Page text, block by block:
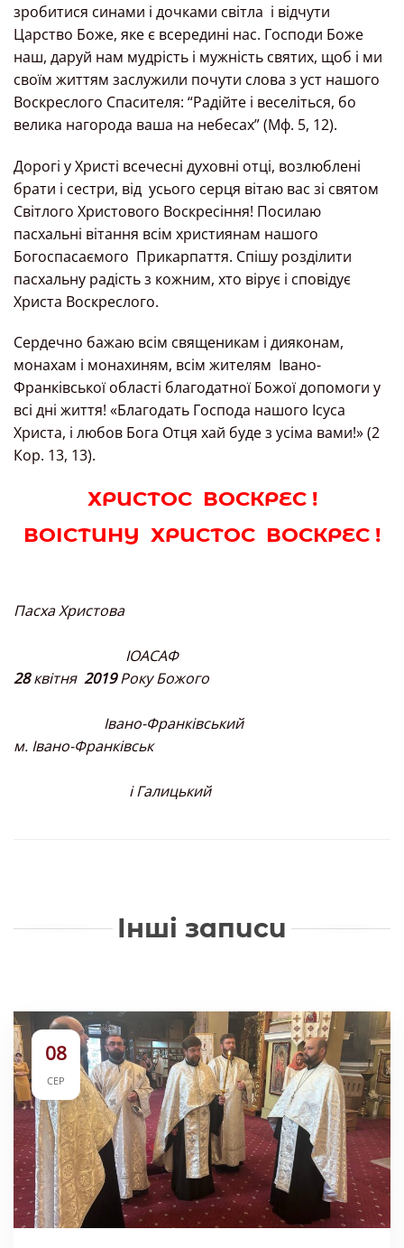
зробитися синами і дочками світла і відчути
Царство Боже, яке є всередині нас. Господи Боже
наш, даруй нам мудрість і мужність святих, щоб і ми
своїм життям заслужили почути слова з уст нашого
Воскреслого Спасителя: “Радійте і веселіться, бо
велика нагорода ваша на небесах” (Мф. 5, 12).
Дорогі у Христі всечесні духовні отці, возлюблені
брати і сестри, від усього серця вітаю вас зі святом
Світлого Христового Воскресіння! Посилаю
пасхальні вітання всім християнам нашого
Богоспасаємого Прикарпаття. Спішу розділити
пасхальну радість з кожним, хто вірує і сповідує
Христа Воскреслого.
Сердечно бажаю всім священикам і дияконам,
монахам і монахиням, всім жителям Івано-
Франківської області благодатної Божої допомоги у
всі дні життя! «Благодать Господа нашого Ісуса
Христа, і любов Бога Отця хай буде з усіма вами!» (2
Кор. 13, 13).
ХРИСТОС ВОСКРЕС !
ВОІСТИНУ ХРИСТОС ВОСКРЕС !
Пасха Христова
ІОАСАФ
28квітня 2019Року Божого
Івано-Франківський
м. Івано-Франківськ
і Галицький
Інші записи
08
СЕР